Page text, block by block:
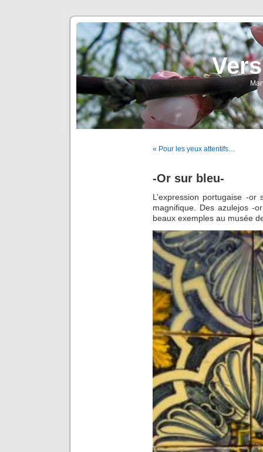
« Pour les yeux attentifs…
-Or sur bleu-
L’expression portugaise -
magnifique. Des azulejos -
beaux exemples au musée